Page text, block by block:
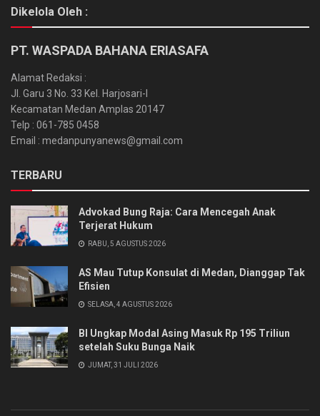
Dikelola Oleh :
PT. WASPADA BAHANA ERIASAFA
Alamat Redaksi :
Jl. Garu 3 No. 33 Kel. Harjosari-I
Kecamatan Medan Amplas 20147
Telp : 061-785 0458
Email : medanpunyanews@gmail.com
TERBARU
Advokad Bung Raja: Cara Mencegah Anak
Terjerat Hukum
RABU, 5 AGUSTUS 2026
AS Mau Tutup Konsulat di Medan, Dianggap Tak
Efisien
SELASA, 4 AGUSTUS 2026
BI Ungkap Modal Asing Masuk Rp 195 Triliun
setelah Suku Bunga Naik
JUMAT, 31 JULI 2026